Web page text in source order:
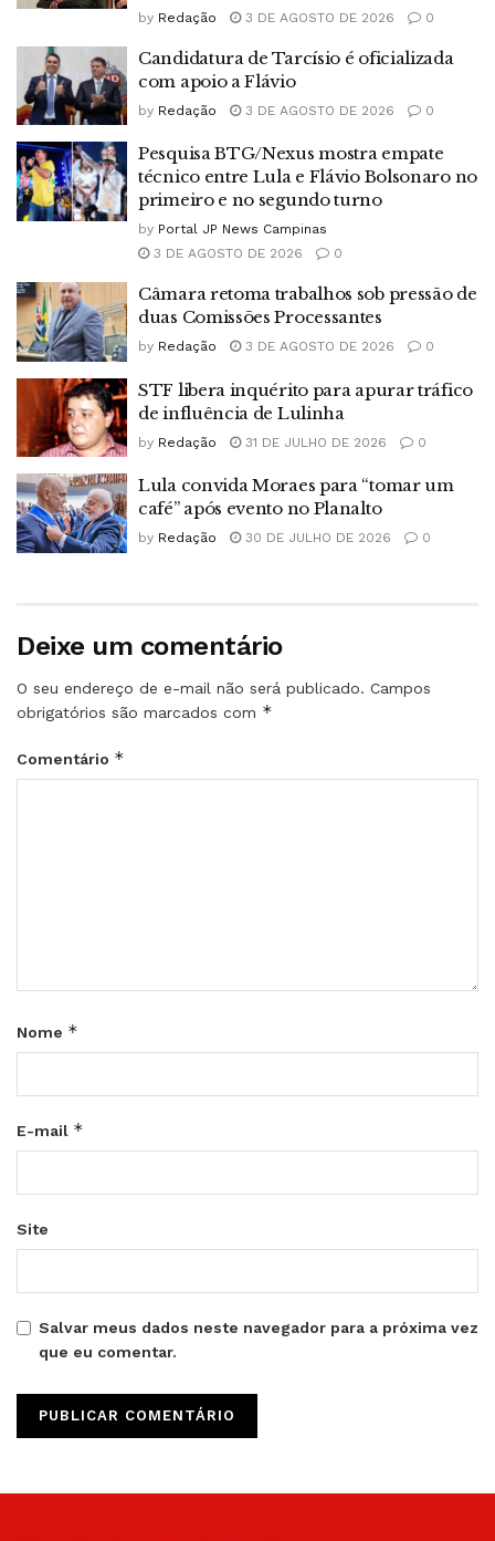
by Redação 3 DE AGOSTO DE 2026 0
Candidatura de Tarcísio é oficializada
com apoio a Flávio
by Redação 3 DE AGOSTO DE 2026 0
Pesquisa BTG/Nexus mostra empate
técnico entre Lula e Flávio Bolsonaro no
primeiro e no segundo turno
by Portal JP News Campinas
3 DE AGOSTO DE 2026
0
Câmara retoma trabalhos sob pressão de
duas Comissões Processantes
by Redação 3 DE AGOSTO DE 2026 0
STF libera inquérito para apurar tráfico
de influência de Lulinha
by Redação 31 DE JULHO DE 2026 0
Lula convida Moraes para “tomar um
café” após evento no Planalto
by Redação 30 DE JULHO DE 2026 0
Deixe um comentário
O seu endereço de e-mail não será publicado. Campos
obrigatórios são marcados com *
Comentário *
Nome *
E-mail *
Site
Salvar meus dados neste navegador para a próxima vez
que eu comentar.